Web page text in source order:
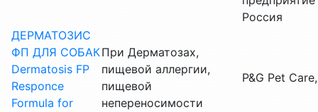
Россия
ДЕРМАТОЗИС
ФП ДЛЯ СОБАК
Dermatosis FP
Responce
Formula for
При Дерматозах,
пищевой аллергии,
пищевой
непереносимости
P&G Pet